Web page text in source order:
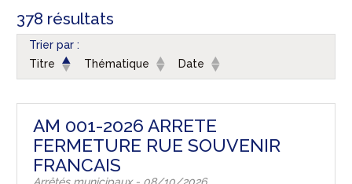
378 résultats
Trier par :
Titre
Thématique Date
AM 001-2026 ARRETE
FERMETURE RUE SOUVENIR
FRANCAIS
Arrêtés municipaux - 08/10/2026